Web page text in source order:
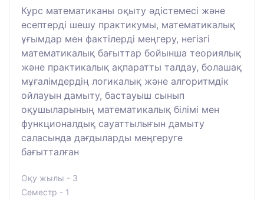
Курс математиканы оқыту әдістемесі және
есептерді шешу практикумы, математикалық
ұғымдар мен фактілерді меңгеру, негізгі
математикалық бағыттар бойынша теориялық
және практикалық ақпаратты талдау, болашақ
мұғалімдердің логикалық және алгоритмдік
ойлауын дамыту, бастауыш сынып
оқушыларының математикалық білімі мен
функционалдық сауаттылығын дамыту
саласында дағдыларды меңгеруге
бағытталған
Оқу жылы - 3
Семестр - 1